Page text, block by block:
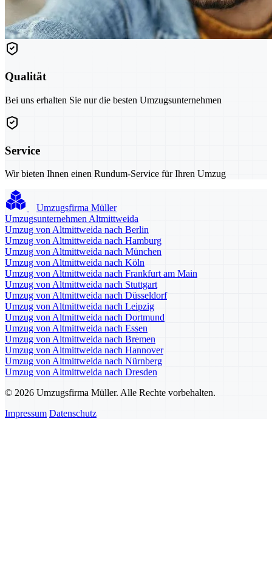
Qualität
Bei uns erhalten Sie nur die besten Umzugsunternehmen
Service
Wir bieten Ihnen einen Rundum-Service für Ihren Umzug
Umzugsfirma Müller
Umzugsunternehmen Altmittweida
Umzug von Altmittweida nach Berlin
Umzug von Altmittweida nach Hamburg
Umzug von Altmittweida nach München
Umzug von Altmittweida nach Köln
Umzug von Altmittweida nach Frankfurt am Main
Umzug von Altmittweida nach Stuttgart
Umzug von Altmittweida nach Düsseldorf
Umzug von Altmittweida nach Leipzig
Umzug von Altmittweida nach Dortmund
Umzug von Altmittweida nach Essen
Umzug von Altmittweida nach Bremen
Umzug von Altmittweida nach Hannover
Umzug von Altmittweida nach Nürnberg
Umzug von Altmittweida nach Dresden
© 2026 Umzugsfirma Müller. Alle Rechte vorbehalten.
Impressum Datenschutz